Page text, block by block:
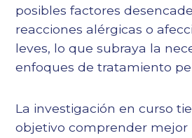
posibles factores
reacciones alérgicas o
leves, lo que subraya la
enfoques de tratamiento
La investigación en curso
objetivo comprender mejor